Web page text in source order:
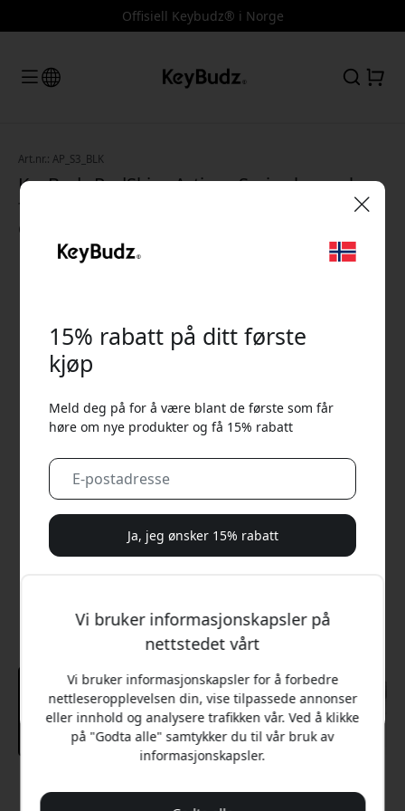
Offisiell Keybudz® i Norge
Art.nr.: AP_S3_BLK
KeyBudz PodSkinz Artisan Series lærveske
for AirPods 3 i ekte skinn med håndlaget
design og beskyttelse - Svart
Anbefalt pris
Vi bruker informasjonskapsler på
nettstedet vårt
Vi bruker informasjonskapsler for å forbedre
nettleseropplevelsen din, vise tilpassede annonser
eller innhold og analysere trafikken vår. Ved å klikke
på "Godta alle" samtykker du til vår bruk av
informasjonskapsler.
15% rabatt på ditt første
kjøp
Meld deg på for å være blant de første som får
høre om nye produkter og få 15% rabatt
Ja, jeg ønsker 15% rabatt
opplæringsserier og spesialtilbud.